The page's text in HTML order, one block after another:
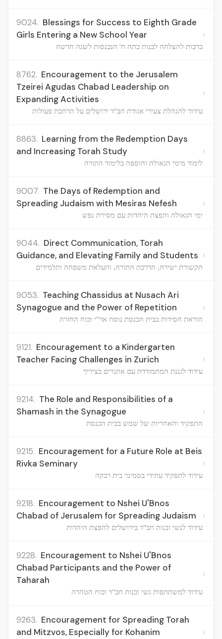
9024. Blessings for Success to Eighth Grade
Girls Entering a New School Year
ברכות להצלחה לבנות כתה ח' הנכנסות לשנה חדשה
›
8762. Encouragement to the Jerusalem
Tzeirei Agudas Chabad Leadership on
Expanding Activities
עידוד להנהלת צעירי אגודת חב"ד ירושלים על הרחבת פעולות
›
8863. Learning from the Redemption Days
and Increasing Torah Study
לימוד מימי הגאולה והוספה בלימוד התורה
›
9007. The Days of Redemption and
Spreading Judaism with Mesiras Nefesh
ימי הגאולה והפצת היהדות עם מסירת נפש
›
9044. Direct Communication, Torah
Guidance, and Elevating Family and Students
תקשורת ישירה, הדרכת התורה, והעלאת משפחה ותלמידים
›
9053. Teaching Chassidus at Nusach Ari
Synagogue and the Power of Repetition
הוראת חסידות בבית הכנסת נוסח אר"י וכוח החזרה
›
9121. Encouragement to a Kindergarten
Teacher Facing Challenges in Zurich
עידוד לגננת המתמודדת עם אתגרים בציריך
›
9214. The Role and Responsibilities of a
Shamash in the Synagogue
התפקיד והאחריות של שמש בבית הכנסת
›
9215. Encouragement for a Future Role at Beis
Rivka Seminary
עידוד לתפקיד עתידי בסמינר בית רבקה
›
9218. Encouragement to Nshei U'Bnos
Chabad of Jerusalem for Spreading Judaism
עידוד לנשי ובנות חב"ד בירושלים להפצת היהדות
›
9228. Encouragement to Nshei U'Bnos
Chabad Participants and the Power of
Taharah
עידוד למשתתפות נשי ובנות חב"ד וכוח הטהרה
›
9263. Encouragement for Spreading Torah
and Mitzvos, Especially for Kohanim
›